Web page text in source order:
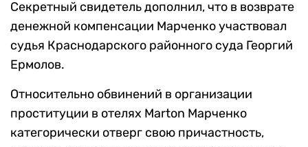
Секретный свидетель дополнил, что в возврате
денежной компенсации Марченко участвовал
судья Краснодарского районного суда Георгий
Ермолов.
Относительно обвинений в организации
проституции в отелях Marton Марченко
категорически отверг свою причастность,